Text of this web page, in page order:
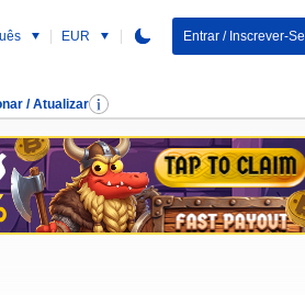
EUR Entrar / Inscrever-Se
/ Atualizar